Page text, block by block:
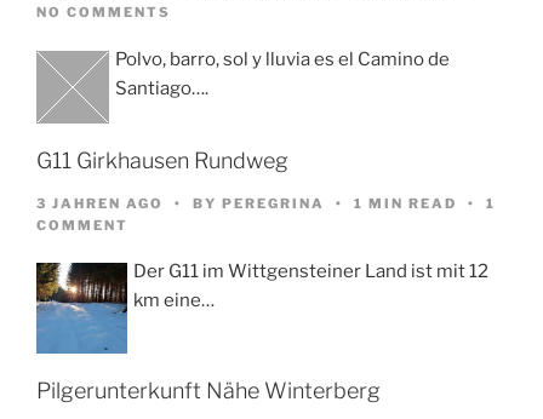
NO COMMENTS
Polvo, barro, sol y lluvia es el Camino de
Santiago….
G11 Girkhausen Rundweg
3 JAHREN AGO BY PEREGRINA 1 MIN READ
1
COMMENT
Der G11 im Wittgensteiner Land ist mit 12
km eine…
Pilgerunterkunft Nähe Winterberg